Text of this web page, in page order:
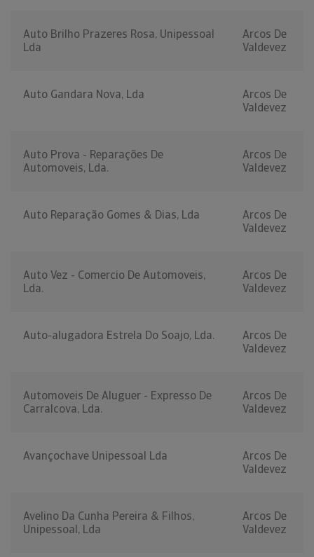
Auto Brilho Prazeres Rosa, Unipessoal
Lda
Arcos De
Valdevez
Auto Gandara Nova, Lda
Arcos De
Valdevez
Auto Prova - Reparações De
Automoveis, Lda.
Arcos De
Valdevez
Auto Reparação Gomes & Dias, Lda
Arcos De
Valdevez
Auto Vez - Comercio De Automoveis,
Lda.
Arcos De
Valdevez
Auto-alugadora Estrela Do Soajo, Lda.
Arcos De
Valdevez
Automoveis De Aluguer - Expresso De
Carralcova, Lda.
Arcos De
Valdevez
Avançochave Unipessoal Lda
Arcos De
Valdevez
Avelino Da Cunha Pereira & Filhos,
Unipessoal, Lda
Arcos De
Valdevez